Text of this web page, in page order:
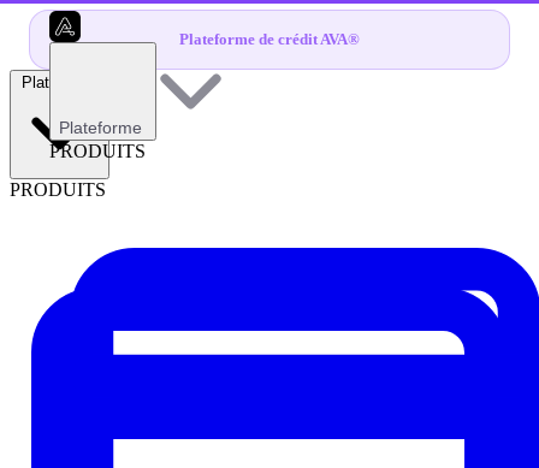
Plateforme de crédit AVA®
Plateforme
PRODUITS
Plateforme
PRODUITS